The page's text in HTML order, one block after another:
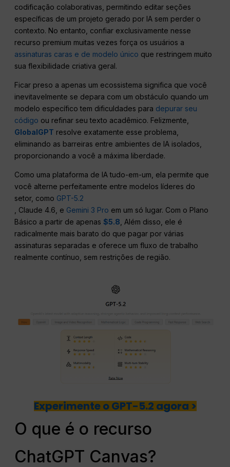
codificação colaborativas, permitindo editar seções
específicas de um projeto gerado por IA sem perder o
contexto. No entanto, confiar exclusivamente nesse
recurso premium muitas vezes força os usuários a
assinaturas caras e de modelo único que restringem muito
sua flexibilidade criativa geral.
Ficar preso a apenas um ecossistema significa que você
inevitavelmente se depara com um obstáculo quando um
modelo específico tem dificuldades para depurar seu
código ou refinar seu texto acadêmico. Felizmente,
GlobalGPT resolve exatamente esse problema,
eliminando as barreiras entre ambientes de IA isolados,
proporcionando a você a máxima liberdade.
Como uma plataforma de IA tudo-em-um, ela permite que
você alterne perfeitamente entre modelos líderes do
setor, como GPT-5.2
, Claude 4.6, e Gemini 3 Pro em um só lugar. Com o Plano
Básico a partir de apenas$5.8, Além disso, ele é
radicalmente mais barato do que pagar por várias
assinaturas separadas e oferece um fluxo de trabalho
realmente contínuo, sem restrições de região.
Experimente o GPT-5.2 agora >
O que é o recurso
ChatGPT Canvas?